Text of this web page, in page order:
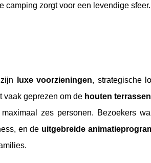
camping zorgt voor een levendige sfeer.
luxe voorzieningen, strategische
vaak geprezen om de houten terrassen
zes personen. Bezoekers
en de uitgebreide